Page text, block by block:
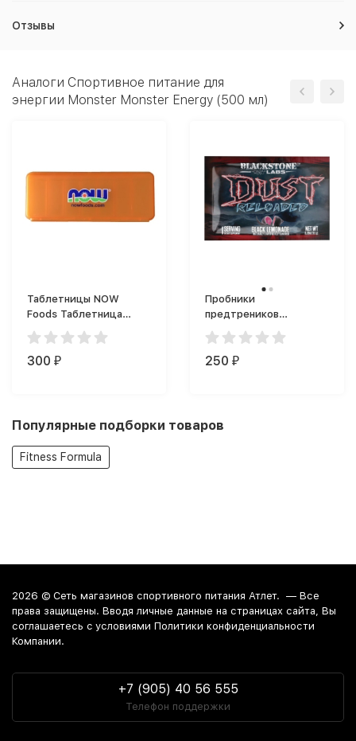
Отзывы
Аналоги Спортивное питание для
энергии Monster Monster Energy (500 мл)
Таблетницы NOW
Foods Таблетница
длинная 7 отделений
300 ₽
Пробники
предтреников
Blackstone Labs Dust
Reloaded (11 г)
250 ₽
Популярные подборки товаров
Fitness Formula
2026 © Сеть магазинов спортивного питания Атлет. — Все
права защищены. Вводя личные данные на страницах сайта, Вы
соглашаетесь c условиями Политики конфиденциальности
Компании.
+7 (905) 40 56 555
Телефон поддержки